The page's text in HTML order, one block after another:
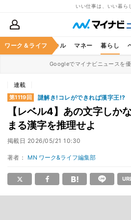
いい仕事は、いい暮ら
ワーク＆ライフ
ア ビジネススキル マネー 暮らし
Googleでマイナビニュースを
連載
第1119回 謎解き!コレができれば漢字王!?
【レベル4】あの文字しか
まる漢字を推理せよ
掲載日 2026/05/21 10:30
著者： MN ワーク&ライフ編集部